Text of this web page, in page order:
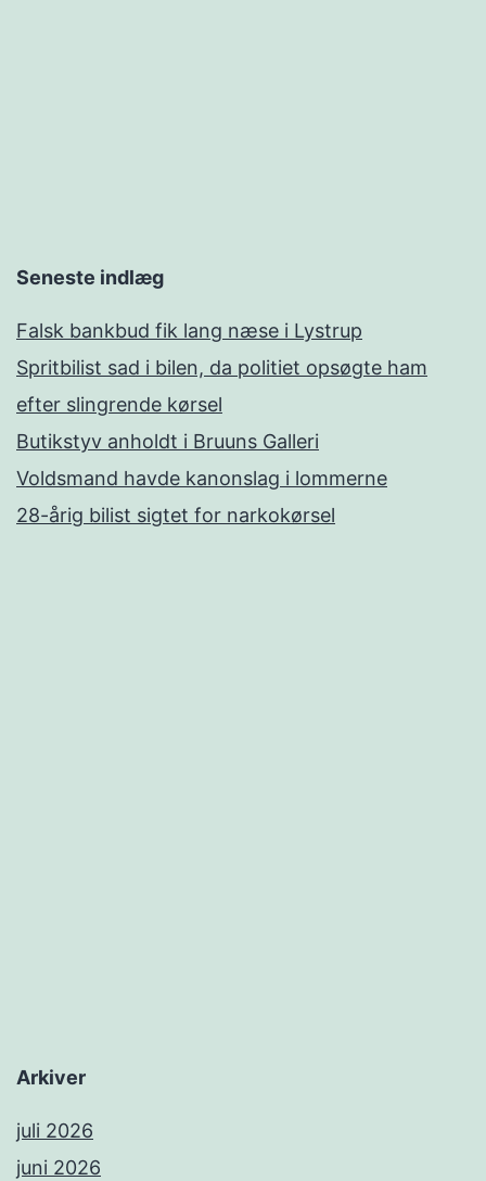
Seneste indlæg
Falsk bankbud fik lang næse i Lystrup
Spritbilist sad i bilen, da politiet opsøgte ham
efter slingrende kørsel
Butikstyv anholdt i Bruuns Galleri
Voldsmand havde kanonslag i lommerne
28-årig bilist sigtet for narkokørsel
Arkiver
juli 2026
juni 2026